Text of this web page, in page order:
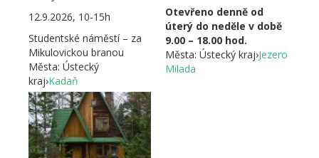
12.9.2026, 10-15h
Studentské náměstí – za
Mikulovickou branou
Města: Ústecký
kraj›Kadaň
Otevřeno denně od
úterý do neděle v době
9.00 – 18.00 hod.
Města: Ústecký kraj›Jezero
Milada